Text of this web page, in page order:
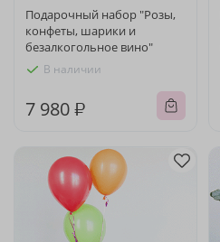
Подарочный набор "Розы,
конфеты, шарики и
безалкогольное вино"
В наличии
7 980 ₽